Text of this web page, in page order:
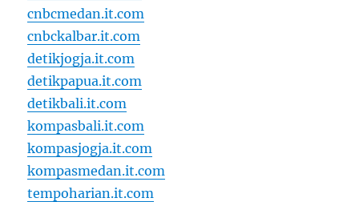
cnbcmedan.it.com
cnbckalbar.it.com
detikjogja.it.com
detikpapua.it.com
detikbali.it.com
kompasbali.it.com
kompasjogja.it.com
kompasmedan.it.com
tempoharian.it.com